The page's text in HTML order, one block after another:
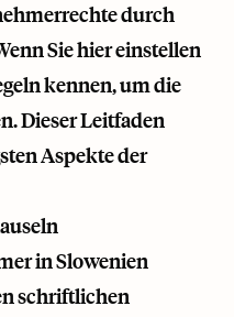
durch
Sie hier einstellen
kennen, um die
Dieser Leitfaden
Aspekte der
in Slowenien
schriftlichen